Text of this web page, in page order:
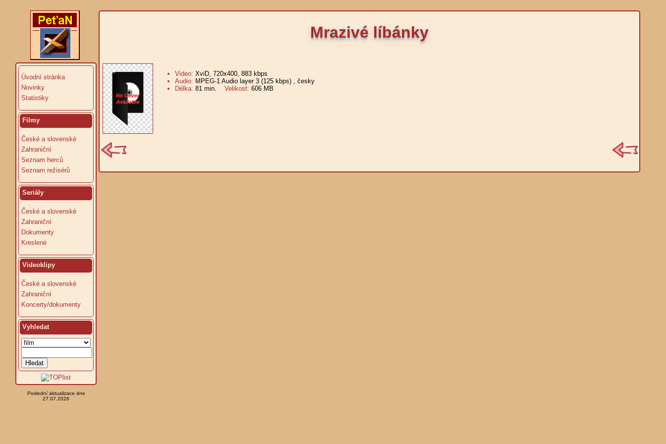
Úvodní stránka
Novinky
Statistiky
Filmy
České a slovenské
Zahraniční
Seznam herců
Seznam režisérů
Seriály
České a slovenské
Zahraniční
Dokumenty
Kreslené
Videoklipy
České a slovenské
Zahraniční
Koncerty/dokumenty
Vyhledat
Poslední aktualizace dne
27.07.2026
Mrazivé líbánky
Video: XviD, 720x400, 883 kbps
Audio: MPEG-1 Audio layer 3 (125 kbps) , česky
Délka: 81 min. Velikost: 606 MB